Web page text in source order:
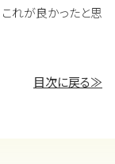
れが良かったと思
目次に戻る≫